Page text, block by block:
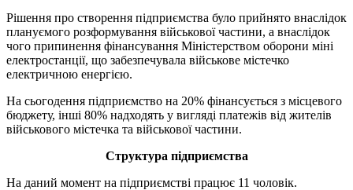
Рішення про створення підприємства було прийнято внаслідок
плануємого розформування військової частини, а внаслідок
чого припинення фінансування Міністерством оборони міні
електростанції, що забезпечувала військове містечко
електричною енергією.
На сьогодення підприємство на 20% фінансується з місцевого
бюджету, інші 80% надходять у вигляді платежів від жителів
військового містечка та військової частини.
Структура підприємства
На даний момент на підприємстві працює 11 чоловік.